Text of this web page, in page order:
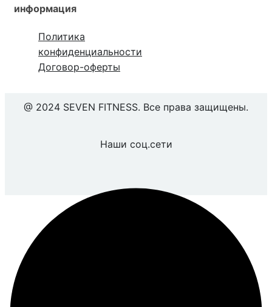
информация
Политика
конфиденциальности
Договор-оферты
@ 2024 SEVEN FITNESS. Все права защищены.
Наши соц.сети